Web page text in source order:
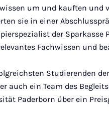
um und kauften und
sie in einer
der
Fachwissen und
Studierenden
auch ein Team des
Paderborn über ein